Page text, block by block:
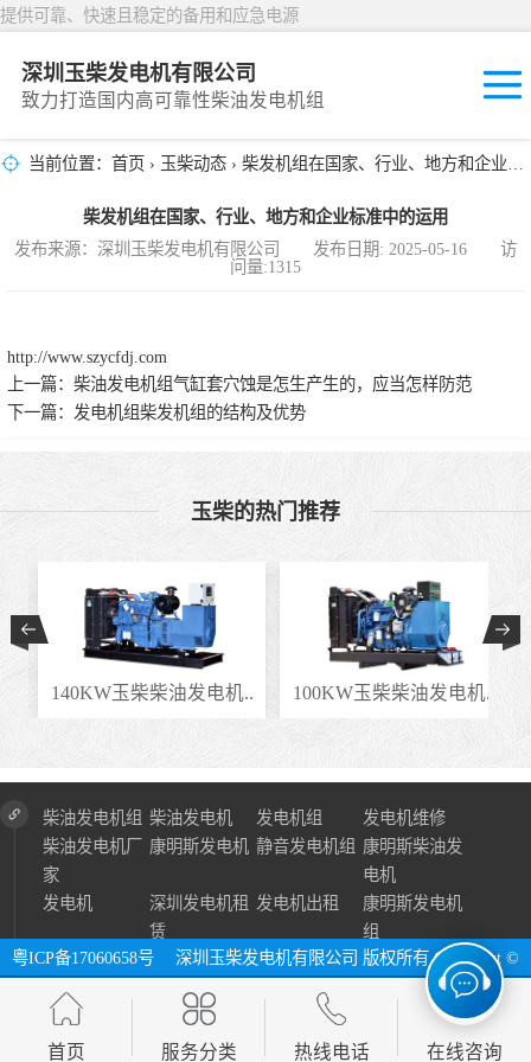
提供可靠、快速且稳定的备用和应急电源
深圳玉柴发电机有限公司
致力打造国内高可靠性柴油发电机组
当前位置： 首页 › 玉柴动态 › 柴发机组在国家、行业、地方和企业标准中的运用
柴发机组在国家、行业、地方和企业标准中的运用
发布来源：深圳玉柴发电机有限公司 发布日期: 2025-05-16 访
问量:1315
http://www.szycfdj.com
上一篇： 柴油发电机组气缸套穴蚀是怎生产生的，应当怎样防范
下一篇： 发电机组柴发机组的结构及优势
玉柴的热门推荐
140KW玉柴柴油发电机.. 100KW玉柴柴油发电机..
柴油发电机组 柴油发电机 发电机组
发电机维修
柴油发电机厂
家
康明斯发电机 静音发电机组 康明斯柴油发
电机
发电机
深圳发电机租
赁
发电机出租
康明斯发电机
组
粤ICP备17060658号
深圳玉柴发电机有限公司 版权所有 Copyright ©
2024 All Right Reserve ⓔ 网址：http://www.szycfdj.com网站地图
首页 服务分类 热线电话 在线咨询
固定开放式
封闭撬装式